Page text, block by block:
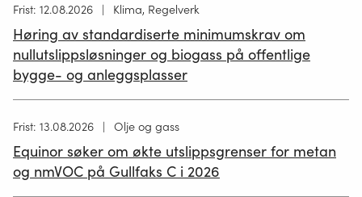
Høring
publisert
12.05.2026
Frist: 12.08.2026 Klima, Regelverk
Høring av standardiserte minimumskrav om
nullutslippsløsninger og biogass på offentlige
bygge- og anleggsplasser
Høring
publisert
02.07.2026
Frist: 13.08.2026 Olje og gass
Equinor søker om økte utslippsgrenser for metan
og nmVOC på Gullfaks C i 2026